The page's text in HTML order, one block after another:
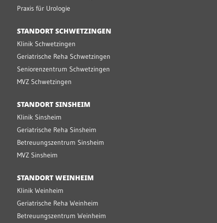
Praxis für Urologie
STANDORT SCHWETZINGEN
Klinik Schwetzingen
Geriatrische Reha Schwetzingen
Seniorenzentrum Schwetzingen
MVZ Schwetzingen
STANDORT SINSHEIM
Klinik Sinsheim
Geriatrische Reha Sinsheim
Betreuungszentrum Sinsheim
MVZ Sinsheim
STANDORT WEINHEIM
Klinik Weinheim
Geriatrische Reha Weinheim
Betreuungszentrum Weinheim